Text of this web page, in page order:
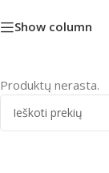
Show column
Produktų nerasta.